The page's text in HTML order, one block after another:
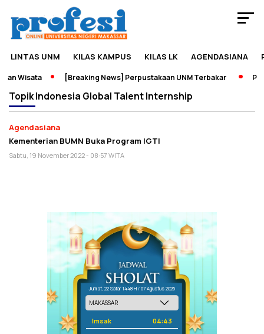
LINTAS UNM KILAS KAMPUS KILAS LK AGENDASIANA
Wisata [Breaking News] Perpustakaan UNM Terbakar
TopikIndonesia Global Talent Internship
Agendasiana
Kementerian BUMN Buka Program IGTI
Sabtu, 19 November 2022 - 08:57 WITA
Jum'at, 22 Safar 1448 H / 07 Agustus 2026
Imsak 04:43